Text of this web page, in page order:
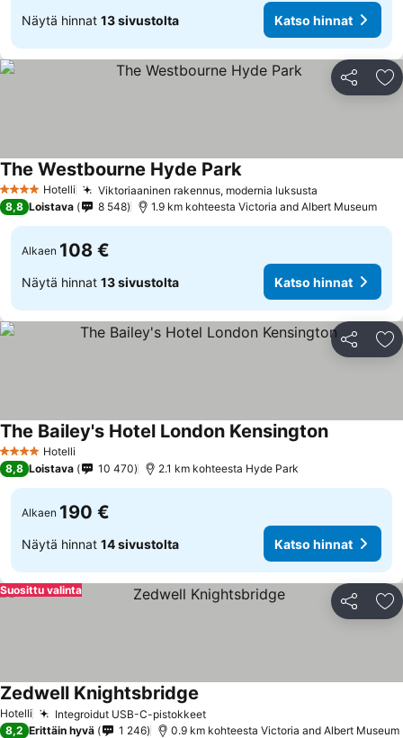
Näytä hinnat 13 sivustolta Katso hinnat
Jaa
4 Tähtiluokitus
Hotelli Viktoriaaninen rakennus, modernia luksusta
The Westbourne Hyde ParkKatso hinnat
8,8 Loistava 8 548 1.9 km kohteesta Victoria and Albert Museum
Alkaen 108 €
Näytä hinnat 13 sivustolta Katso hinnat
Jaa
4 Tähtiluokitus
Hotelli
The Bailey's Hotel London KensingtonKatso
8,8 Loistava 10 470 2.1 km kohteesta Hyde Park
Alkaen 190 €
Näytä hinnat 14 sivustolta Katso hinnat
Jaa
Suosittu valinta
Hotelli Integroidut USB-C-pistokkeetKatso hinnat
Zedwell Knightsbridge
8,2 Erittäin hyvä 1 246 0.9 km kohteesta Victoria and Albert Museum